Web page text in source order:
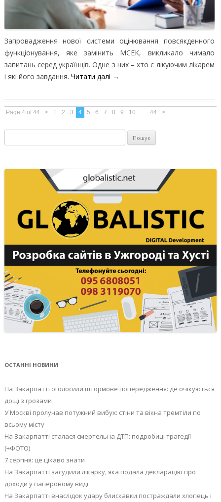
Запровадження нової системи оцінювання повсякденного
функціонування, яке замінить МСЕК, викликало чимало
запитань серед українців. Одне з них – хто є лікуючим лікарем
і які його завдання. Читати далі →
Page 4 of 44 < 1 2 3 4 5 6 7 8 9 10 ... 44 >
ОСТАННІ НОВИНИ
На Закарпатті оголосили штормове попередження: де очікуються
дощі з грозами
У Москві пролунав потужний вибух: стіни та вікна тремтіли по
всьому місту
На Закарпатті сталася смертельна ДТП: подробиці трагедії
(+ФОТО)
7 серпня: це цікаво знати
На Закарпатті засудили лікарку, яка подала декларацію про
доходи у паперовому виді
На Закарпатті внаслідок удару блискавки постраждали хлопець і